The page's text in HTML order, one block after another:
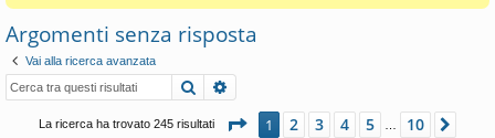
Argomenti senza risposta
Vai alla ricerca avanzata
Cerca
La ricerca ha trovato 245 risultati Pagina di 10
1 2 3 4 5 10